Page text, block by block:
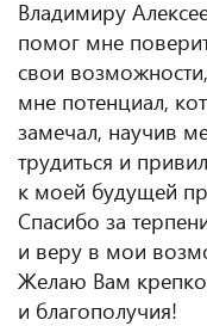
Владимиру
помог мне
свои
мне потенциал,
замечал, научив
трудиться и
к моей будущей
Спасибо за
и веру в мои
Желаю Вам
и благополучия!